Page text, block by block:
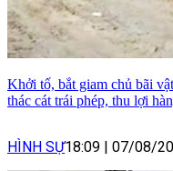
Khởi tố, bắt giam chủ bãi
thác cát trái phép, thu lợi
HÌNH SỰ18:09 | 07/08/